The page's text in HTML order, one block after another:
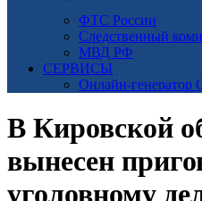
ФТС России
Следственный
МВД РФ
СЕРВИСЫ
Онлайн-генератор
В Кировской
вынесен
уголовному